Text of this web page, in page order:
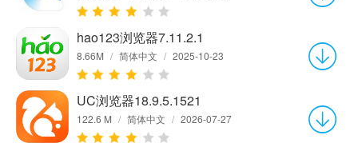
hao123浏览器7.11.2.1
8.66M / 简体中文 / 2025-10-23
UC浏览器18.9.5.1521
122.6 M / 简体中文 / 2026-07-27